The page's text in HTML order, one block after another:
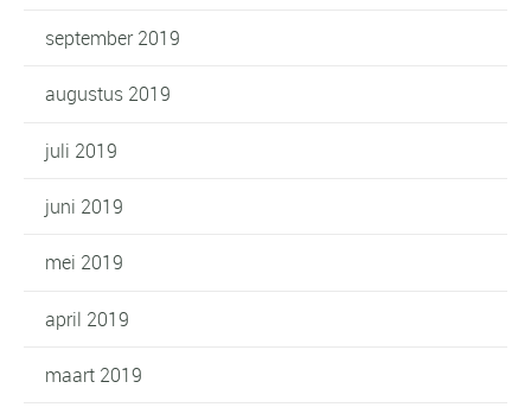
september 2019
augustus 2019
juli 2019
juni 2019
mei 2019
april 2019
maart 2019